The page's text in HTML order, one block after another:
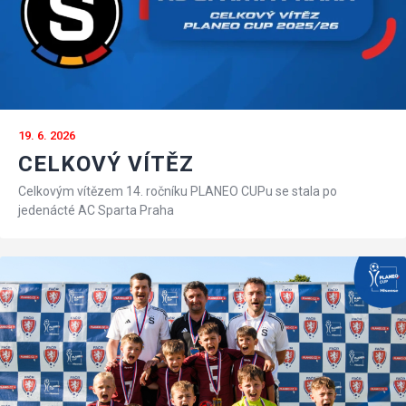
19. 6. 2026
CELKOVÝ VÍTĚZ
Celkovým vítězem 14. ročníku PLANEO CUPu se stala po
jedenácté AC Sparta Praha